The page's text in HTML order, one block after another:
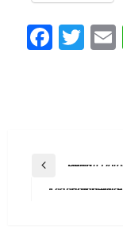
Post
Navigation
Previous Post
Dewan Dorong Kelanjutan Proyek Coastal Road
Next Post
PLN Gelar Apel Siaga